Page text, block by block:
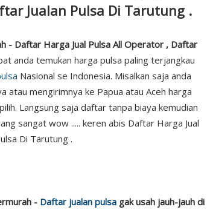
Jualan Pulsa Di Tarutung .
- Daftar Harga Jual Pulsa All Operator , Daftar
anda temukan harga pulsa paling terjangkau
Nasional se Indonesia. Misalkan saja anda
atau mengirimnya ke Papua atau Aceh harga
Langsung saja daftar tanpa biaya kemudian
sangat wow ..... keren abis Daftar Harga Jual
Di Tarutung .
- Daftar jualan pulsa gak usah jauh-jauh di